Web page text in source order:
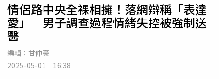
情侶路中央全裸相擁！落網辯稱「表達
愛」 男子調查過程情緒失控被強制送
醫
編輯： 甘仲豪
2025-05-01 16:38